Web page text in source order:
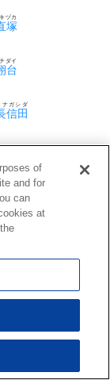
塚
ヅカ
台
ダイ
信田
ナガシダ
ワラ
木
クラギ
沢
ザワ
中里
カサト
山
of
and for
can
at